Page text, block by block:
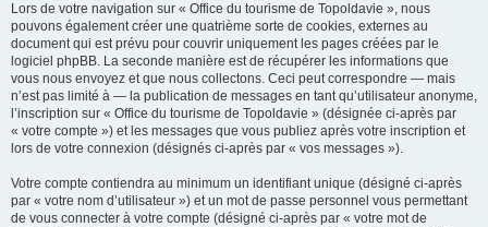
Lors de votre navigation sur « Office du tourisme de Topoldavie », nous
pouvons également créer une quatrième sorte de cookies, externes au
document qui est prévu pour couvrir uniquement les pages créées par le
logiciel phpBB. La seconde manière est de récupérer les informations que
vous nous envoyez et que nous collectons. Ceci peut correspondre — mais
n’est pas limité à — la publication de messages en tant qu’utilisateur anonyme,
l’inscription sur « Office du tourisme de Topoldavie » (désignée ci-après par
« votre compte ») et les messages que vous publiez après votre inscription et
lors de votre connexion (désignés ci-après par « vos messages »).
Votre compte contiendra au minimum un identifiant unique (désigné ci-après
par « votre nom d’utilisateur ») et un mot de passe personnel vous permettant
de vous connecter à votre compte (désigné ci-après par « votre mot de